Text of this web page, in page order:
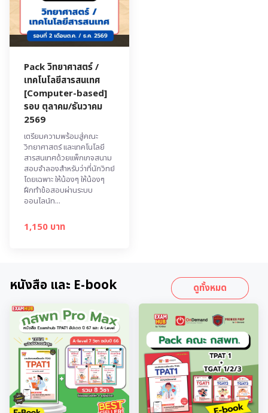
Pack วิทยาศาสตร์ /
เทคโนโลยีสารสนเทศ
[Computer-based]
รอบ ตุลาคม/ธันวาคม
2569
เตรียมความพร้อมสู่คณะ
วิทยาศาสตร์ และเทคโนโลยี
สารสนเทศด้วยแพ็กเกจสนาม
สอบจำลองสำหรับว่าที่นักวิทย์
โดยเฉพาะ ให้น้องๆ ให้น้องๆ
ฝึกทำข้อสอบผ่านระบบ
ออนไลน์ท...
1,150 บาท
หนังสือ และ E-book ดูทั้งหมด